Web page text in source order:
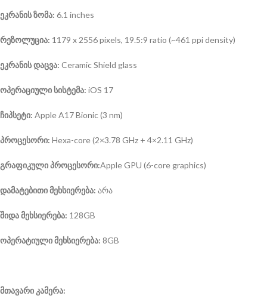
ეკრანის ზომა: 6.1 inches
რეზოლუცია: 1179 x 2556 pixels, 19.5:9 ratio (~461 ppi density)
ეკრანის დაცვა: Ceramic Shield glass
ოპერაციული სისტემა: iOS 17
ჩიპსეტი: Apple A17 Bionic (3 nm)
პროცესორი: Hexa-core (2×3.78 GHz + 4×2.11 GHz)
გრაფიკული პროცესორი:Apple GPU (6-core graphics)
დამატებითი მეხსიერება: არა
შიდა მეხსიერება: 128GB
ოპერატიული მეხსიერება: 8GB
მთავარი კამერა: